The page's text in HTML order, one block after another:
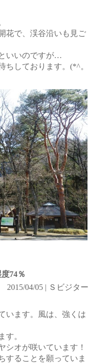
花で、渓谷沿いも見ご
いいのですが…
ちしております。(*^。
74％
2015/04/05 | Ｓビジター
います。風は、強くは
す。
シオが咲いています！
することを願っていま